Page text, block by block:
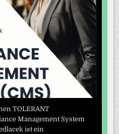
TOLERANT
Management System
ist ein